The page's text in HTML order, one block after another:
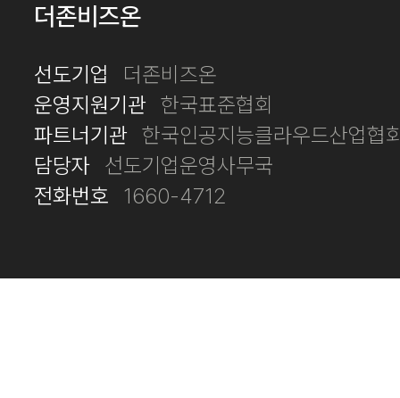
더존비즈온
선도기업
더존비즈온
운영지원기관 한국표준협회
파트너기관 한국인공지능클라우드산업협
담당자 선도기업운영사무국
전화번호
1660-4712